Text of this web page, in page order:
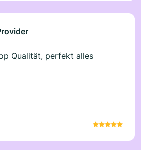
Qualität, perfekt alles